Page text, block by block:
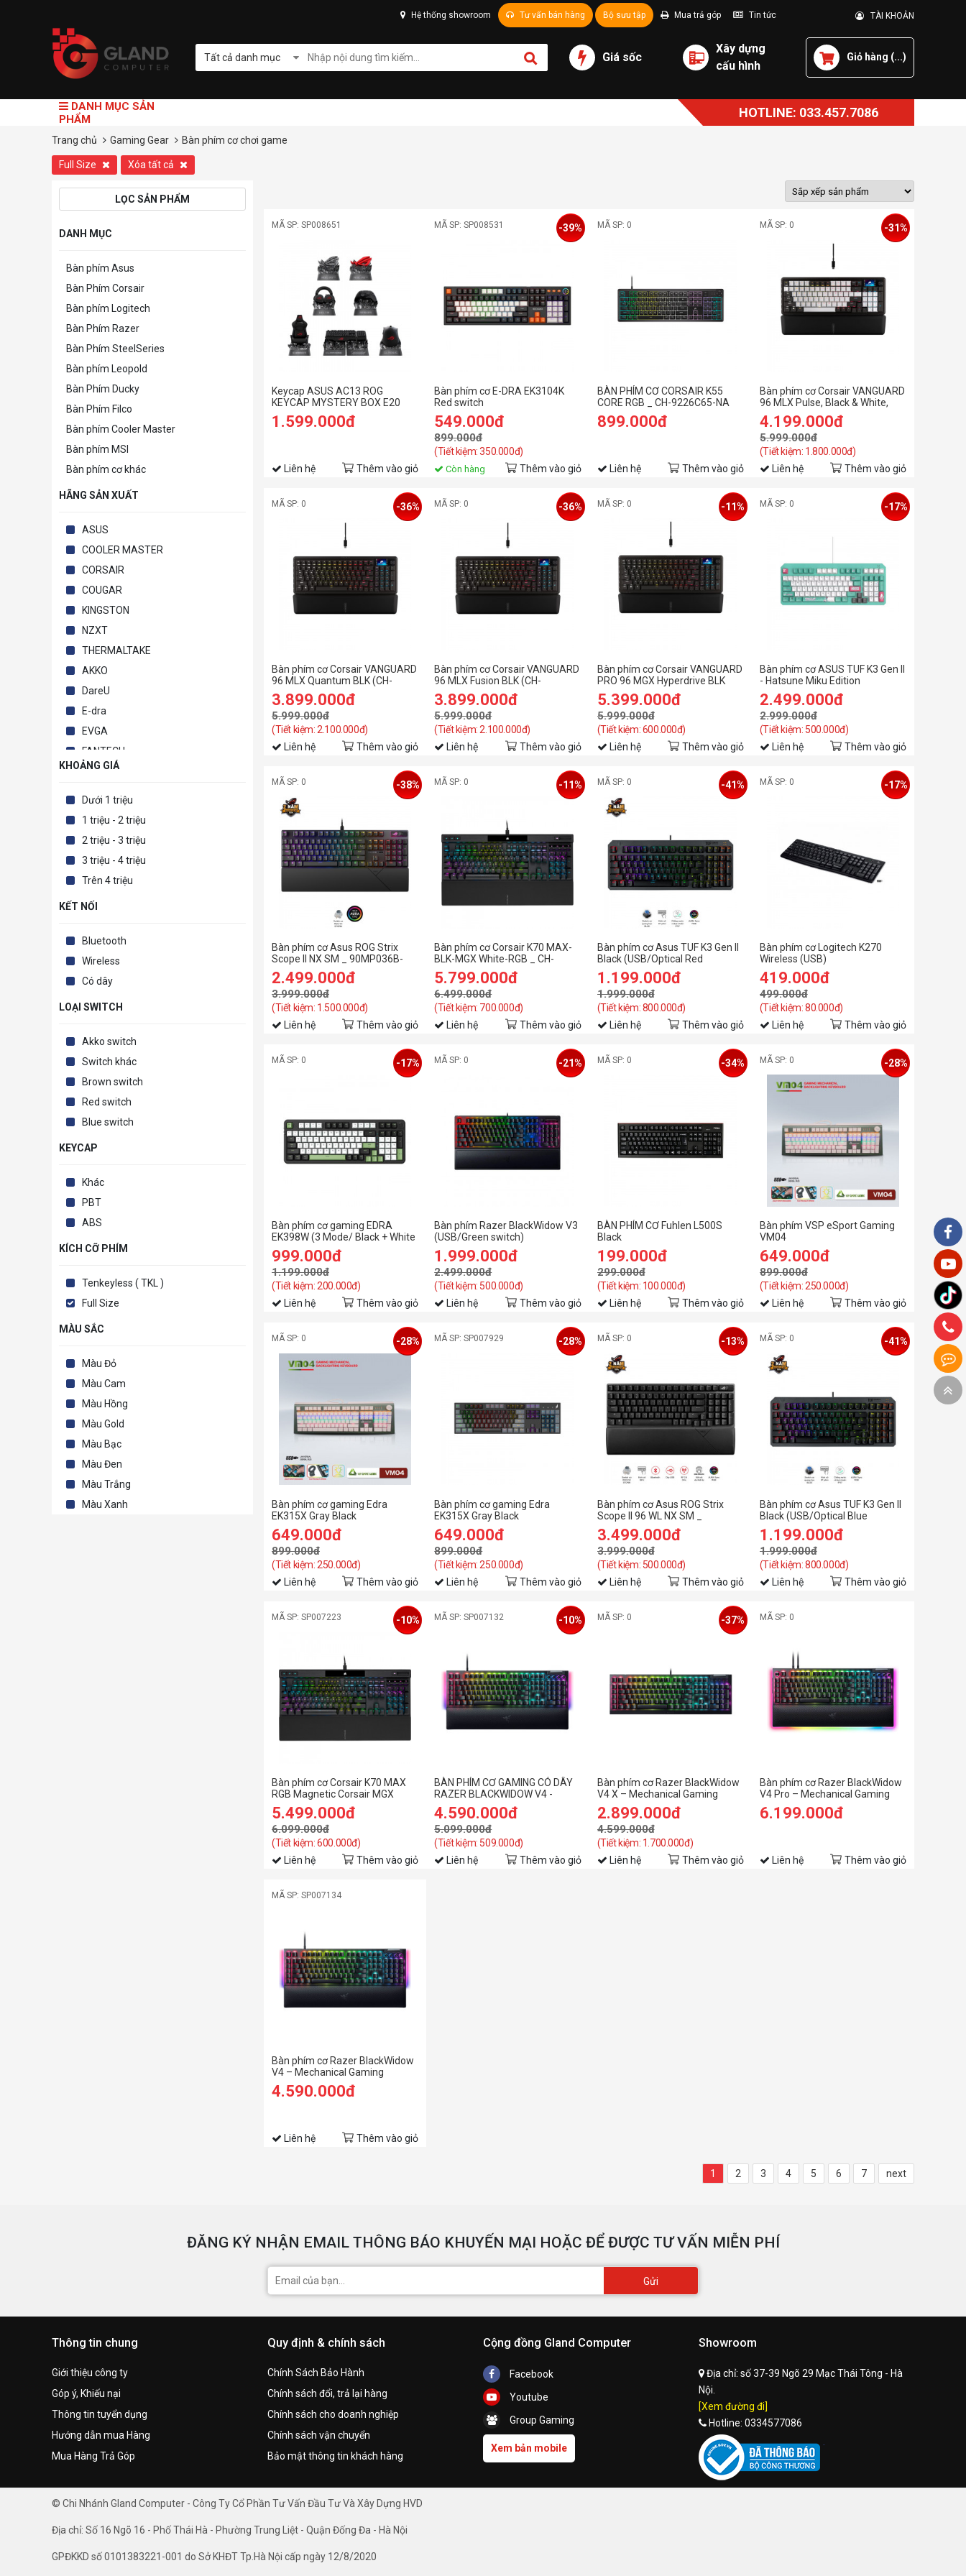
Hệ thống showroom Tư vấn bán hàng Bộ sưu tập Mua trả góp Tin tức TÀI KHOẢN
Tất cả danh mục Giá sốc
Xây dựng
cấu hình
Giỏ hàng (...)
DANH MỤC SẢN
PHẨM
HOTLINE: 033.457.7086
Trang chủ Gaming Gear Bàn phím cơ chơi game
Full Size Xóa tất cả
LỌC SẢN PHẨM
DANH MỤC
Bàn phím Asus
Bàn Phím Corsair
Bàn phím Logitech
Bàn Phím Razer
Bàn Phím SteelSeries
Bàn phím Leopold
Bàn Phím Ducky
Bàn Phím Filco
Bàn phím Cooler Master
Bàn phím MSI
Bàn phím cơ khác
HÃNG SẢN XUẤT
ASUS
COOLER MASTER
CORSAIR
COUGAR
KINGSTON
NZXT
THERMALTAKE
AKKO
DareU
E-dra
EVGA
FANTECH
FL-Esports
MIKIT
Razer
KHOẢNG GIÁ
Dưới 1 triệu
1 triệu - 2 triệu
2 triệu - 3 triệu
3 triệu - 4 triệu
Trên 4 triệu
KẾT NỐI
Bluetooth
Wireless
Có dây
LOẠI SWITCH
Akko switch
Switch khác
Brown switch
Red switch
Blue switch
KEYCAP
Khác
PBT
ABS
KÍCH CỠ PHÍM
Tenkeyless ( TKL )
Full Size
MÀU SẮC
Màu Đỏ
Màu Cam
Màu Hồng
Màu Gold
Màu Bạc
Màu Đen
Màu Trắng
Màu Xanh
MÃ SP: SP008651
Keycap ASUS AC13 ROG
KEYCAP MYSTERY BOX E20
1.599.000đ
Liên hệ Thêm vào giỏ
MÃ SP: SP008531
Bàn phím cơ E-DRA EK3104K
Red switch
549.000đ
899.000đ
(Tiết kiệm: 350.000đ)
-39%
Còn hàng Thêm vào giỏ
MÃ SP: 0
BÀN PHÍM CƠ CORSAIR K55
CORE RGB _ CH-9226C65-NA
899.000đ
Liên hệ Thêm vào giỏ
MÃ SP: 0
Bàn phím cơ Corsair VANGUARD
96 MLX Pulse, Black & White,
Dual Tone PBT (CH-91E921I-NA)
4.199.000đ
5.999.000đ
(Tiết kiệm: 1.800.000đ)
-31%
Liên hệ Thêm vào giỏ
MÃ SP: 0
Bàn phím cơ Corsair VANGUARD
96 MLX Quantum BLK (CH-
91E901H-NA)
3.899.000đ
5.999.000đ
(Tiết kiệm: 2.100.000đ)
-36%
Liên hệ Thêm vào giỏ
MÃ SP: 0
Bàn phím cơ Corsair VANGUARD
96 MLX Fusion BLK (CH-
91E901F-NA)
3.899.000đ
5.999.000đ
(Tiết kiệm: 2.100.000đ)
-36%
Liên hệ Thêm vào giỏ
MÃ SP: 0
Bàn phím cơ Corsair VANGUARD
PRO 96 MGX Hyperdrive BLK
(CH-91E911G-NA)
5.399.000đ
5.999.000đ
(Tiết kiệm: 600.000đ)
-11%
Liên hệ Thêm vào giỏ
MÃ SP: 0
Bàn phím cơ ASUS TUF K3 Gen II
- Hatsune Miku Edition
2.499.000đ
2.999.000đ
(Tiết kiệm: 500.000đ)
-17%
Liên hệ Thêm vào giỏ
MÃ SP: 0
Bàn phím cơ Asus ROG Strix
Scope II NX SM _ 90MP036B-
BKUA00
2.499.000đ
3.999.000đ
(Tiết kiệm: 1.500.000đ)
-38%
Liên hệ Thêm vào giỏ
MÃ SP: 0
Bàn phím cơ Corsair K70 MAX-
BLK-MGX White-RGB _ CH-
910961G-NA
5.799.000đ
6.499.000đ
(Tiết kiệm: 700.000đ)
-11%
Liên hệ Thêm vào giỏ
MÃ SP: 0
Bàn phím cơ Asus TUF K3 Gen II
Black (USB/Optical Red
Switch/ABS/RGB)
1.199.000đ
1.999.000đ
(Tiết kiệm: 800.000đ)
-41%
Liên hệ Thêm vào giỏ
MÃ SP: 0
Bàn phím cơ Logitech K270
Wireless (USB)
419.000đ
499.000đ
(Tiết kiệm: 80.000đ)
-17%
Liên hệ Thêm vào giỏ
MÃ SP: 0
Bàn phím cơ gaming EDRA
EK398W (3 Mode/ Black + White
+ Green/ Blueberry Linear
Switch)
999.000đ
1.199.000đ
(Tiết kiệm: 200.000đ)
-17%
Liên hệ Thêm vào giỏ
MÃ SP: 0
Bàn phím Razer BlackWidow V3
(USB/Green switch)
1.999.000đ
2.499.000đ
(Tiết kiệm: 500.000đ)
-21%
Liên hệ Thêm vào giỏ
MÃ SP: 0
BÀN PHÍM CƠ Fuhlen L500S
Black
199.000đ
299.000đ
(Tiết kiệm: 100.000đ)
-34%
Liên hệ Thêm vào giỏ
MÃ SP: 0
Bàn phím VSP eSport Gaming
VM04
649.000đ
899.000đ
(Tiết kiệm: 250.000đ)
-28%
Liên hệ Thêm vào giỏ
MÃ SP: 0
Bàn phím cơ gaming Edra
EK315X Gray Black
(Usb/Abs/Optical Switch/Led
Rainbow)
649.000đ
899.000đ
(Tiết kiệm: 250.000đ)
-28%
Liên hệ Thêm vào giỏ
MÃ SP: SP007929
Bàn phím cơ gaming Edra
EK315X Gray Black
(Usb/Abs/Optical Switch/Led
Rainbow)
649.000đ
899.000đ
(Tiết kiệm: 250.000đ)
-28%
Liên hệ Thêm vào giỏ
MÃ SP: 0
Bàn phím cơ Asus ROG Strix
Scope II 96 WL NX SM _
90MP037B-BKUA00
3.499.000đ
3.999.000đ
(Tiết kiệm: 500.000đ)
-13%
Liên hệ Thêm vào giỏ
MÃ SP: 0
Bàn phím cơ Asus TUF K3 Gen II
Black (USB/Optical Blue
Switch/ABS/RGB)
1.199.000đ
1.999.000đ
(Tiết kiệm: 800.000đ)
-41%
Liên hệ Thêm vào giỏ
MÃ SP: SP007223
Bàn phím cơ Corsair K70 MAX
RGB Magnetic Corsair MGX
switch
5.499.000đ
6.099.000đ
(Tiết kiệm: 600.000đ)
-10%
Liên hệ Thêm vào giỏ
MÃ SP: SP007132
BÀN PHÍM CƠ GAMING CÓ DÂY
RAZER BLACKWIDOW V4 -
YELLOW SWITCH RZ03-
04691800-R3M1
4.590.000đ
5.099.000đ
(Tiết kiệm: 509.000đ)
-10%
Liên hệ Thêm vào giỏ
MÃ SP: 0
Bàn phím cơ Razer BlackWidow
V4 X – Mechanical Gaming
Keyboard with Razer Chroma™
RGB - Green Switch
2.899.000đ
4.599.000đ
(Tiết kiệm: 1.700.000đ)
-37%
Liên hệ Thêm vào giỏ
MÃ SP: 0
Bàn phím cơ Razer BlackWidow
V4 Pro – Mechanical Gaming
Keyboard with Razer Chroma™
RGB - Green Switch
6.199.000đ
Liên hệ Thêm vào giỏ
MÃ SP: SP007134
Bàn phím cơ Razer BlackWidow
V4 – Mechanical Gaming
Keyboard with Razer Chroma™
RGB - Green Switch
4.590.000đ
Liên hệ Thêm vào giỏ
1 2 3 4 5 6 7 next
ĐĂNG KÝ NHẬN EMAIL THÔNG BÁO KHUYẾN MẠI HOẶC ĐỂ ĐƯỢC TƯ VẤN MIỄN PHÍ
Gửi
Thông tin chung
Giới thiệu công ty
Góp ý, Khiếu nại
Thông tin tuyển dụng
Hướng dẫn mua Hàng
Mua Hàng Trả Góp
Quy định & chính sách
Chính Sách Bảo Hành
Chính sách đổi, trả lại hàng
Chính sách cho doanh nghiệp
Chính sách vận chuyển
Bảo mật thông tin khách hàng
Cộng đồng Gland Computer
Facebook
Youtube
Group Gaming
Xem bản mobile
Showroom
Địa chỉ: số 37-39 Ngõ 29 Mạc Thái Tông - Hà
Nội.
[Xem đường đi]
Hotline: 0334577086
© Chi Nhánh Gland Computer - Công Ty Cổ Phần Tư Vấn Đầu Tư Và Xây Dựng HVD
Địa chỉ: Số 16 Ngõ 16 - Phố Thái Hà - Phường Trung Liệt - Quận Đống Đa - Hà Nội
GPĐKKD số 0101383221-001 do Sở KHĐT Tp.Hà Nội cấp ngày 12/8/2020